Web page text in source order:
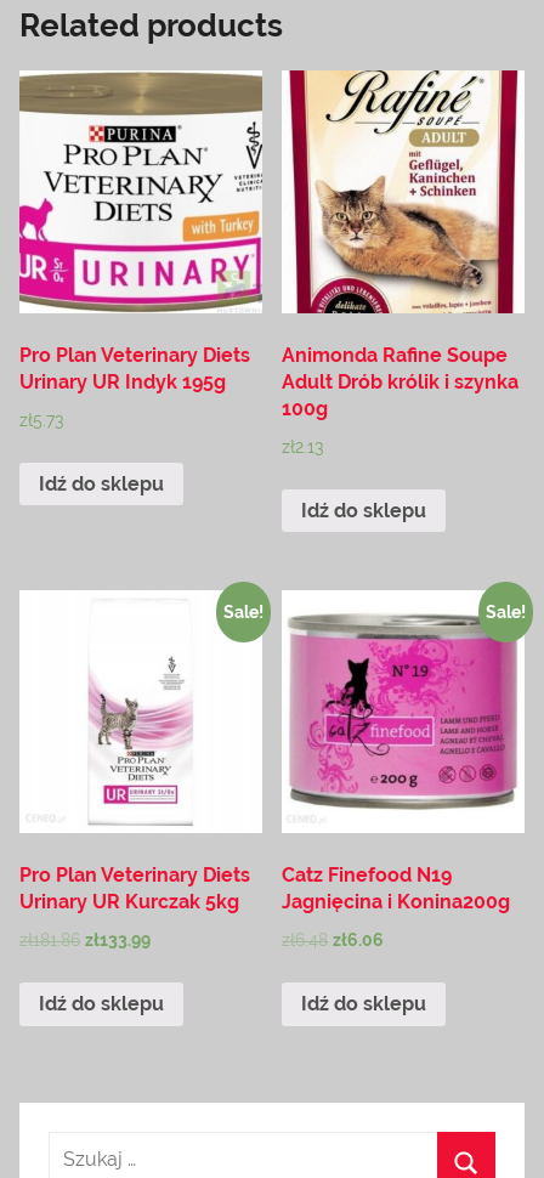
Related products
Pro Plan Veterinary Diets
Urinary UR Indyk 195g
zł5.73
Idź do sklepu
Animonda Rafine Soupe
Adult Drób królik i szynka
100g
zł2.13
Idź do sklepu
Sale!
Pro Plan Veterinary Diets
Urinary UR Kurczak 5kg
zł181.86 zł133.99
Idź do sklepu
Sale!
Catz Finefood N19
Jagnięcina i Konina200g
zł6.48 zł6.06
Idź do sklepu